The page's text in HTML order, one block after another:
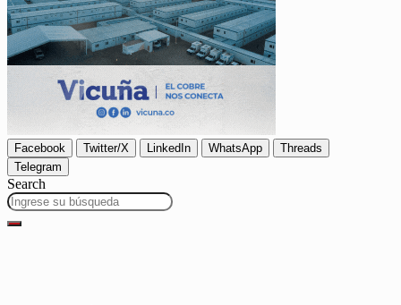
Facebook Twitter/X LinkedIn WhatsApp
Threads
Telegram
Search